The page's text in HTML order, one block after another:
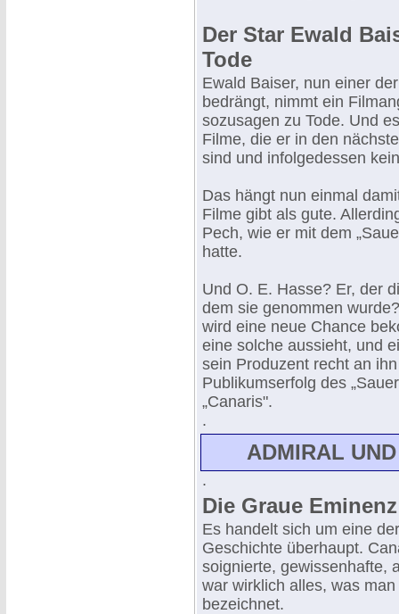
Der Star Ewald
Tode
Ewald Baiser, nun einer
bedrängt, nimmt ein
sozusagen zu Tode. Und
Filme, die er in den
sind und infolgedessen
Das hängt nun einmal
Filme gibt als gute.
Pech, wie er mit dem
hatte.
Und O. E. Hasse? Er, der
dem sie genommen
wird eine neue Chance
eine solche aussieht, und
sein Produzent recht an
Publikumserfolg des
„Canaris".
.
ADMIRAL
.
Die Graue
Es handelt sich um eine
Geschichte überhaupt.
soignierte, gewissenhafte,
war wirklich alles, was
bezeichnet.